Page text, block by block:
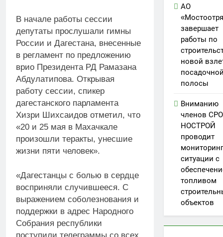
В начале работы сессии
депутаты прослушали гимны
России и Дагестана, внесенные
в регламент по предложению
врио Президента РД Рамазана
Абдулатипова. Открывая
работу сессии, спикер
дагестанского парламента
Хизри Шихсаидов отметил, что
«20 и 25 мая в Махачкале
произошли теракты, унесшие
жизни пяти человек».
«Дагестанцы с болью в сердце
восприняли случившееся. С
выражением соболезнования и
поддержки в адрес Народного
Собрания республики
АО
завершает
работы по
новой
полосы
Вниманию
членов
НОСТРОЙ
проводит
мониторинг
ситуации с
топливом
объектов